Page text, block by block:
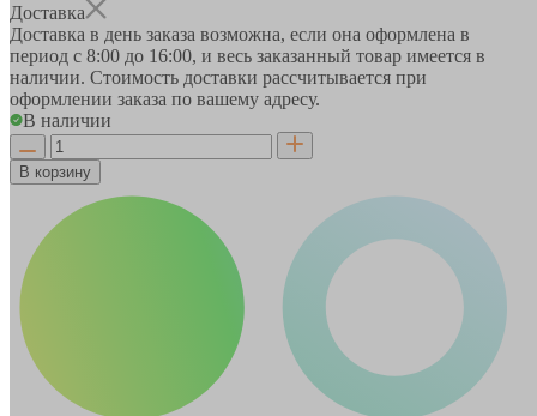
Доставка
Доставка в день заказа возможна, если она оформлена в
период с 8:00 до 16:00, и весь заказанный товар имеется в
наличии. Стоимость доставки рассчитывается при
оформлении заказа по вашему адресу.
В наличии
В корзину